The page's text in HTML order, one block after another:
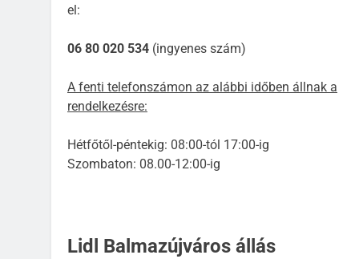
el:
06 80 020 534 (ingyenes szám)
A fenti telefonszámon az alábbi időben állnak a
rendelkezésre:
Hétfőtől-péntekig: 08:00-tól 17:00-ig
Szombaton: 08.00-12:00-ig
Lidl Balmazújváros állás